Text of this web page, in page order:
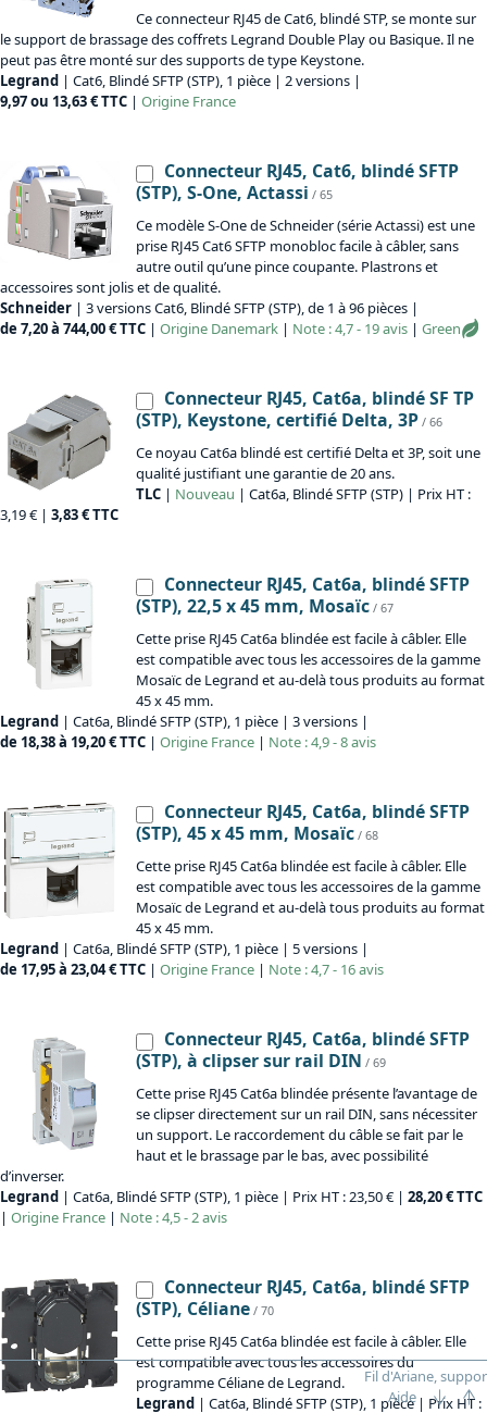
Ce connecteur RJ45 de Cat6, blindé STP, se monte sur
le support de brassage des coffrets Legrand Double Play ou Basique. Il ne
peut pas être monté sur des supports de type Keystone.
Legrand | Cat6, Blindé SFTP (STP), 1 pièce | 2 versions |
9,97 ou 13,63 € TTC | Origine France
Connecteur RJ45, Cat6, blindé SFTP
(STP), S-One, Actassi / 65
Ce modèle S-One de Schneider (série Actassi) est une
prise RJ45 Cat6 SFTP monobloc facile à câbler, sans
autre outil qu’une pince coupante. Plastrons et
accessoires sont jolis et de qualité.
Schneider | 3 versions Cat6, Blindé SFTP (STP), de 1 à 96 pièces |
de 7,20 à 744,00 € TTC | Origine Danemark | Note : 4,7 - 19 avis | Green
Connecteur RJ45, Cat6a, blindé SF TP
(STP), Keystone, certifié Delta, 3P / 66
Ce noyau Cat6a blindé est certifié Delta et 3P, soit une
qualité justifiant une garantie de 20 ans.
TLC | Nouveau | Cat6a, Blindé SFTP (STP) | Prix HT :
3,19 € | 3,83 € TTC
Connecteur RJ45, Cat6a, blindé SFTP
(STP), 22,5 x 45 mm, Mosaïc / 67
Cette prise RJ45 Cat6a blindée est facile à câbler. Elle
est compatible avec tous les accessoires de la gamme
Mosaïc de Legrand et au-delà tous produits au format
45 x 45 mm.
Legrand | Cat6a, Blindé SFTP (STP), 1 pièce | 3 versions |
de 18,38 à 19,20 € TTC | Origine France | Note : 4,9 - 8 avis
Connecteur RJ45, Cat6a, blindé SFTP
(STP), 45 x 45 mm, Mosaïc / 68
Cette prise RJ45 Cat6a blindée est facile à câbler. Elle
est compatible avec tous les accessoires de la gamme
Mosaïc de Legrand et au-delà tous produits au format
45 x 45 mm.
Legrand | Cat6a, Blindé SFTP (STP), 1 pièce | 5 versions |
de 17,95 à 23,04 € TTC | Origine France | Note : 4,7 - 16 avis
Connecteur RJ45, Cat6a, blindé SFTP
(STP), à clipser sur rail DIN / 69
Cette prise RJ45 Cat6a blindée présente l’avantage de
se clipser directement sur un rail DIN, sans nécessiter
un support. Le raccordement du câble se fait par le
haut et le brassage par le bas, avec possibilité
d’inverser.
Legrand | Cat6a, Blindé SFTP (STP), 1 pièce | Prix HT : 23,50 € | 28,20 € TTC
| Origine France | Note : 4,5 - 2 avis
Connecteur RJ45, Cat6a, blindé SFTP
(STP), Céliane / 70
Cette prise RJ45 Cat6a blindée est facile à câbler. Elle
est compatible avec tous les accessoires du
programme Céliane de Legrand.
Legrand | Cat6a, Blindé SFTP (STP), 1 pièce | Prix HT :
Fil d'Ariane,
Aide